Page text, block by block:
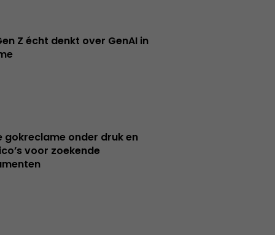
Z écht denkt over GenAI in
gokreclame onder druk en
voor zoekende